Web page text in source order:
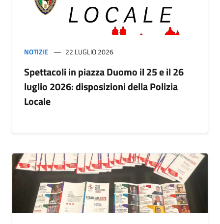
NOTIZIE 22 LUGLIO 2026
Spettacoli in piazza Duomo il 25 e il 26
luglio 2026: disposizioni della Polizia
Locale